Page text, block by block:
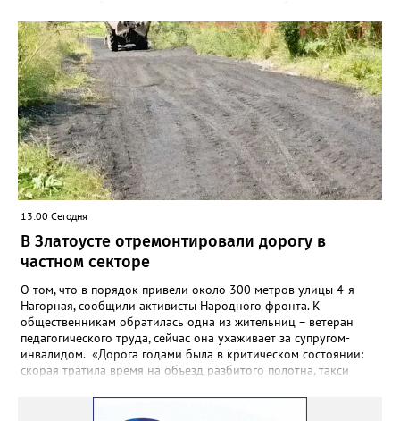
Челябинском УФАС. Антимонопольная служба приняла
решение включить ООО «ПИАЛ» в реестр недобросовестных
поставщиков. В чёрном списке уфимский подрядчик будет два
года.
13:00 Сегодня
В Златоусте отремонтировали дорогу в
частном секторе
О том, что в порядок привели около 300 метров улицы 4-я
Нагорная, сообщили активисты Народного фронта. К
общественникам обратилась одна из жительниц – ветеран
педагогического труда, сейчас она ухаживает за супругом-
инвалидом. «Дорога годами была в критическом состоянии:
скорая тратила время на объезд разбитого полотна, такси
однажды реанимация не смогла добраться до больного.